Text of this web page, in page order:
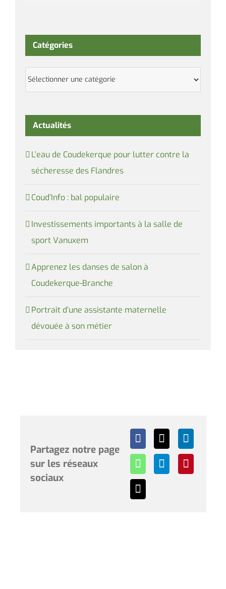
Catégories
Catégories
Actualités
L’eau de Coudekerque pour lutter contre la
sécheresse des Flandres
Coud’Info : bal populaire
Investissements importants à la salle de
sport Vanuxem
Apprenez les danses de salon à
Coudekerque-Branche
Portrait d’une assistante maternelle
dévouée à son métier
Partagez notre page
sur les réseaux
sociaux